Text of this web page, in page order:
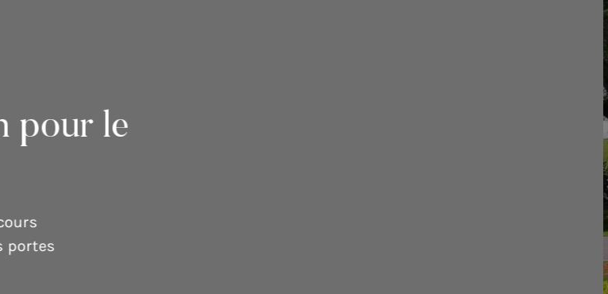
entier,